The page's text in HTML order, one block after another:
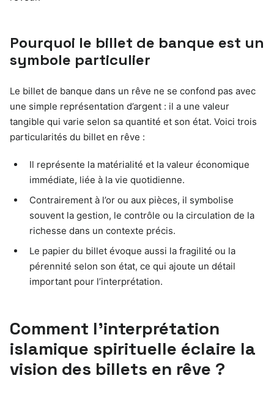
Pourquoi le billet de banque est un
symbole particulier
Le billet de banque dans un rêve ne se confond pas avec
une simple représentation d’argent : il a une valeur
tangible qui varie selon sa quantité et son état. Voici trois
particularités du billet en rêve :
Il représente la matérialité et la valeur économique
immédiate, liée à la vie quotidienne.
Contrairement à l’or ou aux pièces, il symbolise
souvent la gestion, le contrôle ou la circulation de la
richesse dans un contexte précis.
Le papier du billet évoque aussi la fragilité ou la
pérennité selon son état, ce qui ajoute un détail
important pour l’interprétation.
Comment l’interprétation
islamique spirituelle éclaire la
vision des billets en rêve ?